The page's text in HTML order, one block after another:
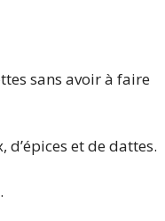
sans avoir à faire
d’épices et de dattes.